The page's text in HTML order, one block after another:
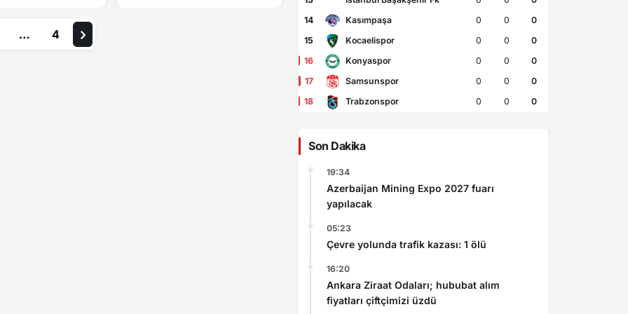
… 4
14
Kasımpaşa 0 0
0
15
Kocaelispor 0 0
0
16
Konyaspor 0 0
0
17
Samsunspor 0 0
0
18
Trabzonspor 0 0 0
Son Dakika
19:34
Azerbaijan Mining Expo 2027 fuarı
yapılacak
05:23
Çevre yolunda trafik kazası: 1 ölü
16:20
Ankara Ziraat Odaları; hububat alım
fiyatları çiftçimizi üzdü